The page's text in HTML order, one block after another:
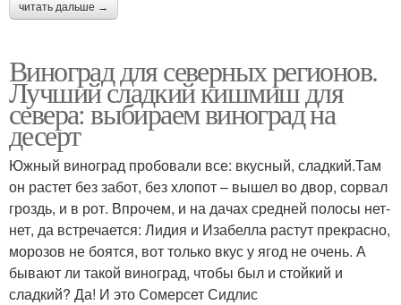
читать дальше →
Виноград для северных регионов.
Лучший сладкий кишмиш для
севера: выбираем виноград на
десерт
Южный виноград пробовали все: вкусный, сладкий.Там
он растет без забот, без хлопот – вышел во двор, сорвал
гроздь, и в рот. Впрочем, и на дачах средней полосы нет-
нет, да встречается: Лидия и Изабелла растут прекрасно,
морозов не боятся, вот только вкус у ягод не очень. А
бывают ли такой виноград, чтобы был и стойкий и
сладкий? Да! И это Сомерсет Сидлис